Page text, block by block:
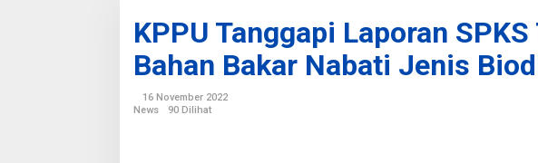
KPPU Tanggapi Laporan
Bahan Bakar Nabati Jenis
16 November 2022
News
90 Dilihat